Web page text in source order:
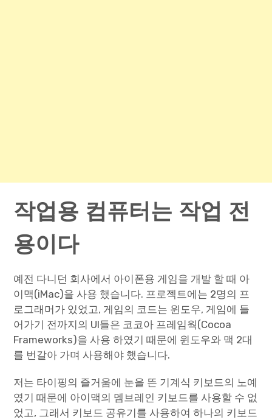
작업용 컴퓨터는 작업 전
용이다
예전 다니던 회사에서 아이폰용 게임을 개발 할 때 아
이맥(iMac)을 사용 했습니다. 프로젝트에는 2명의 프
로그래머가 있었고, 게임의 코드는 윈도우, 게임에 들
어가기 전까지의 UI들은 코코아 프레임웍(Cocoa
Frameworks)을 사용 하였기 때문에 윈도우와 맥 2대
를 번갈아 가며 사용해야 했습니다.
저는 타이핑의 즐거움에 눈을 뜬 기계식 키보드의 노예
였기 때문에 아이맥의 멤브레인 키보드를 사용할 수 없
었고, 그래서 키보드 공유기를 사용하여 하나의 키보드